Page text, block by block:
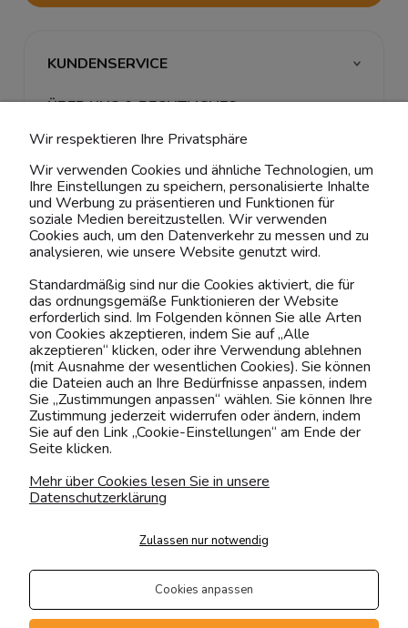
Kontaktiere uns!
0151 12200811
shop@yourhouse24.eu
Mo. - Fr. 07:00-15:00
KUNDENSERVICE
ÜBER UNS & RECHTLICHES
MEIN ACCOUNT
BELIEBTE KATEGORIEN
Transportarten
Der Versand erfolgt per
private Spedition
Geprüfte Präsenz
Wir respektieren Ihre Privatsphäre
Wir verwenden Cookies und ähnliche Technologien, um
Ihre Einstellungen zu speichern, personalisierte Inhalte
und Werbung zu präsentieren und Funktionen für
soziale Medien bereitzustellen. Wir verwenden
Cookies auch, um den Datenverkehr zu messen und zu
analysieren, wie unsere Website genutzt wird.
Standardmäßig sind nur die Cookies aktiviert, die für
das ordnungsgemäße Funktionieren der Website
erforderlich sind. Im Folgenden können Sie alle Arten
von Cookies akzeptieren, indem Sie auf „Alle
akzeptieren“ klicken, oder ihre Verwendung ablehnen
(mit Ausnahme der wesentlichen Cookies). Sie können
die Dateien auch an Ihre Bedürfnisse anpassen, indem
Sie „Zustimmungen anpassen“ wählen. Sie können Ihre
Zustimmung jederzeit widerrufen oder ändern, indem
Sie auf den Link „Cookie-Einstellungen“ am Ende der
Seite klicken.
Mehr über Cookies lesen Sie in unsere
Datenschutzerklärung
Zulassen nur notwendig
Cookies anpassen